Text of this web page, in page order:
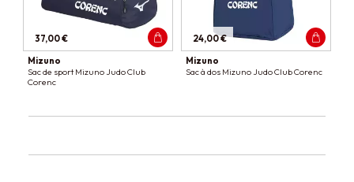
37,00 €
Mizuno
Sac de sport Mizuno Judo Club
Corenc
24,00 €
Mizuno
Sac à dos Mizuno Judo Club Corenc